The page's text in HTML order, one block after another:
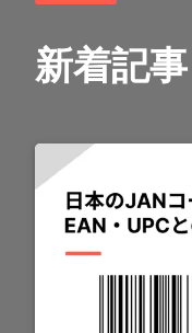
新着記事